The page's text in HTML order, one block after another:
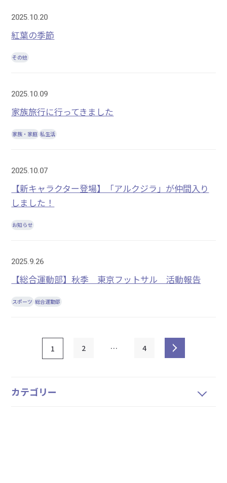
2025.10.20
紅葉の季節
その他
2025.10.09
家族旅行に行ってきました
家族・家庭 私生活
2025.10.07
【新キャラクター登場】「アルクジラ」が仲間入り
しました！
お知らせ
2025.9.26
【総合運動部】秋季 東京フットサル 活動報告
スポーツ 総合運動部
1 2 … 4
カテゴリー